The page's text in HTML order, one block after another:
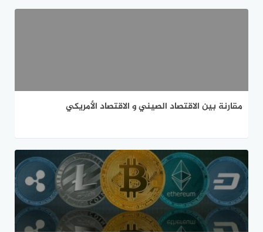
مقارنة بين الاقتصاد الصيني و الاقتصاد الأمريكي